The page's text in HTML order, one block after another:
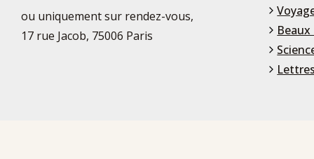
ou uniquement sur rendez-vous,
17 rue Jacob, 75006 Paris